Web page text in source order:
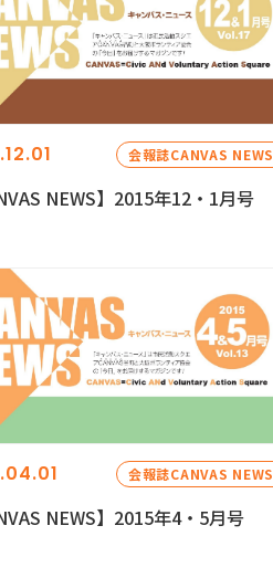
会報誌CANVAS NEWS
NEWS】2015年12・1月号
会報誌CANVAS NEWS
NEWS】2015年4・5月号